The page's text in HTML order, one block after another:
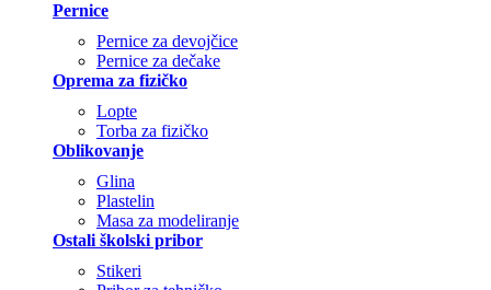
Pernice
Pernice za devojčice
Pernice za dečake
Oprema za fizičko
Lopte
Torba za fizičko
Oblikovanje
Glina
Plastelin
Masa za modeliranje
Ostali školski pribor
Stikeri